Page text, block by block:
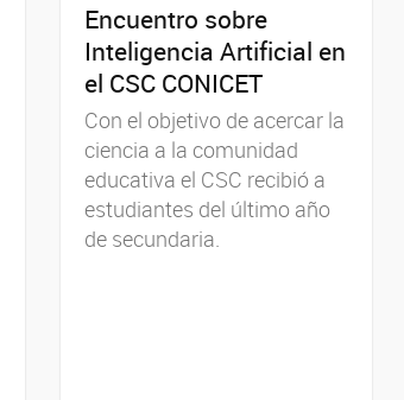
Encuentro sobre
Inteligencia Artificial en
el CSC CONICET
Con el objetivo de acercar la
ciencia a la comunidad
educativa el CSC recibió a
estudiantes del último año
de secundaria.